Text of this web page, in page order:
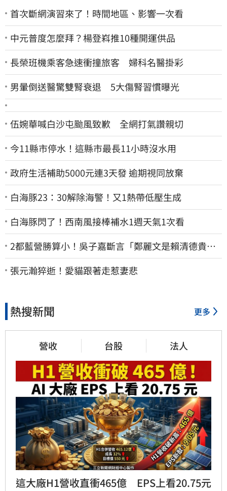
首次斷網演習來了！時間地區、影響一次看
中元普度怎麼拜？楊登嵙推10種開運供品
長榮班機乘客急速衝撞旅客 婦科名醫掛彩
男暈倒送醫驚雙腎衰退 5大傷腎習慣曝光
伍婉華喊白沙屯颱風致歉 全網打氣讚親切
今11縣市停水！這縣市最長11小時沒水用
政府生活補助5000元連3天發 逾期視同放棄
白海豚23：30解除海警！又1熱帶低壓生成
白海豚閃了！西南風接棒補水1週天氣1次看
2都藍營勝算小！吳子嘉斷言「鄭麗文是賴清德貴
人」：保送2028連任總統
張元瀚猝逝！愛貓跟著走惹妻悲
熱搜新聞 更多
營收 台股 法人
這大廠H1營收直衝465億　EPS上看20.75元